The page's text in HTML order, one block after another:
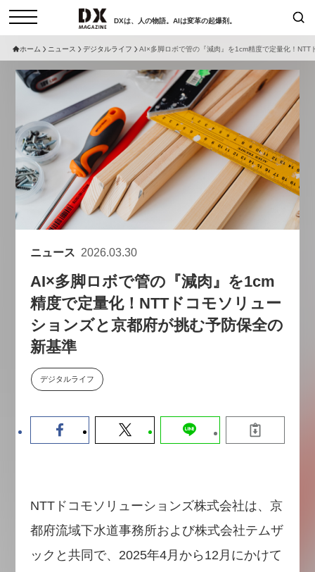
DXは、人の物語。AIは変革の起爆剤。
コラム インタビュー
セミナー ニュース
サービスメニュー 日本オムニチャネル協会
トップページ
特集
動画
サイトマップ
お問い合わせ
個人情報保護法について
採用情報
検索
現在開催予定のセミナー
【8/12開催】「イノベーションを
数値化する」～投資される事業の
学ぶ資金調達・巻き込みのリアル
2026-06-10
セミナー
【9/30開催】AIで何でもできる時
ホーム ニュース デジタルライフ AI×多脚ロボで管の『減肉』を1cm精度で定量化！
ニュース 2026.03.30
AI×多脚ロボで管の『減肉』を1cm
精度で定量化！NTTドコモソリュー
ションズと京都府が挑む予防保全の
新基準
デジタルライフ
NTTドコモソリューションズ株式会社は、京
都府流域下水道事務所および株式会社テムザ
ックと共同で、2025年4月から12月にかけて